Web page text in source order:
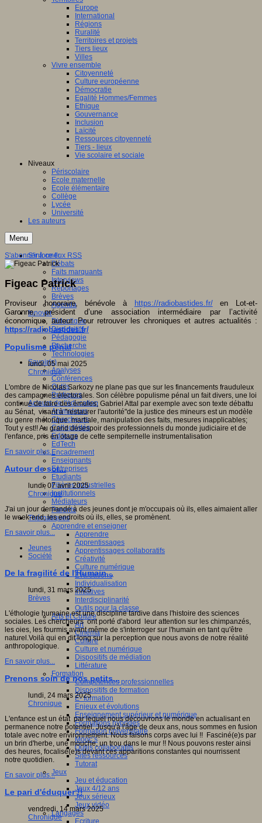
Europe
International
Régions
Ruralité
Territoires et projets
Tiers lieux
Villes
Vivre ensemble
Citoyenneté
Culture européenne
Démocratie
Egalité Hommes/Femmes
Ethique
Gouvernance
Inclusion
Laïcité
Ressources citoyenneté
Tiers - lieux
Vie scolaire et sociale
Niveaux
Périscolaire
Ecole maternelle
Ecole élémentaire
Collège
Lycée
Université
Les auteurs
Menu
S'informer
Débats
Faits marquants
Interviews
Reportages
Brèves
Agenda
Innover
Didactique
Dispositifs
Pédagogie
Recherche
Technologies
Savoir(s)
Analyses
Conférences
Outils
Pratiques
Acteurs de l'éducation
Animateurs
Chercheurs
Collectivités
Editeurs
EdTech
Encadrement
Enseignants
Entreprises
Etudiants
Filières industrielles
Institutionnels
Médiateurs
Parents
Thématiques
Apprendre et enseigner
Apprendre
Apprentissages
Apprentissages collaboratifs
Créativité
Culture numérique
Evaluations
Individualisation
Initiatives
Interdisciplinarité
Outils pour la classe
Arts et Culture
Art
Cinéma
Culture
Culture et numérique
Dispositifs de médiation
Littérature
Formation
Compétences professionnelles
Dispositifs de formation
E- formation
Enjeux et évolutions
Enseignement supérieur et numérique
Formations hybrides
Formation universitaire
Mooc’s
Outils collaboratifs
Sites ressources
Tutorat
Jeux
Jeu et éducation
Jeux 4/12 ans
Jeux sérieux
Jeux vidéo
Langages
Ecriture
S'abonner à ce flux RSS
Figeac Patrick
Proviseur honoraire, bénévole à https://radiobastides.fr/en Lot-et-
Garonne, président d’une association intermédiaire par l’activité
économique, auteur. Pour retrouver les chroniques et autres actualités :
https://radiobastides.fr/
Populisme pénal
lundi, 05 mai 2025
Chronique
L'ombre de Nicolas Sarkozy ne plane pas que sur les financements frauduleux
des campagnes électorales. Son célèbre populisme pénal un fait divers, une loi
continue de faire des émules; Gabriel Attal par exemple avec son texte débattu
au Sénat, visant à "restaurer l'autorité"de la justice des mineurs est un modèle
du genre rhétorique martiale, manipulation des faits, mesures inapplicables;
Tout y est!! Au grand désespoir des professionnels du monde judiciaire et de
l'enfance, pris en otage de cette sempiternelle instrumentalisation
En savoir plus...
Autour de soi...
lundi, 07 avril 2025
Chronique
J'ai un jour demandé à des jeunes dont je m'occupais où ils, elles aimaient aller
le week-end, les endroits où ils, elles, se promènent.
En savoir plus...
Jeunes
Société
De la fragilité de l'Humain...
lundi, 31 mars 2025
Brèves
L'éthologie humaine est une discipline tardive dans l'histoire des sciences
sociales. Les chercheurs ont porté d'abord leur attention sur les chimpanzés,
les oies, les fourmis avant même de s'interroger sur l'humain en tant qu'être
naturel.Voilà qui en dit long sur la perception que nous avons de notre réalité
anthropologique.
En savoir plus...
Prenons soin de nos petits...
lundi, 24 mars 2025
Chronique
L'enfance est un état par lequel nous découvrons le monde en actualisant en
permanence notre potentiel. Jusqu'à l'âge de deux ans, nous sommes en fusion
totale avec notre environnement. Nous faisons corps avec lui !! Fasciné(e)s par
un brin d'herbe, une mouche, un trou dans le mur !! Nous pouvons rester ainsi
des heures, focalisé(e)s devant ces apparitions constantes qui nourrissent
notre quotidien.
En savoir plus...
Le pari d'éduquer !!
vendredi, 14 mars 2025
Chronique